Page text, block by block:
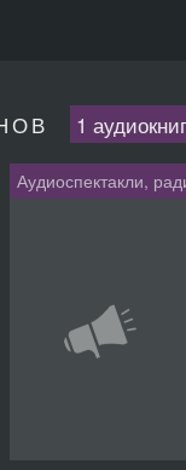
1
Аудиоспектакли,